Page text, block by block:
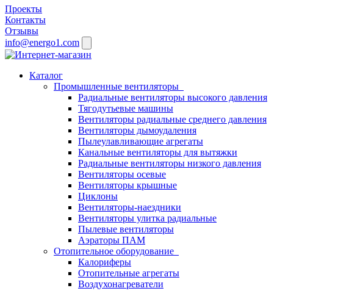
Проекты
Контакты
Отзывы
info@energo1.com
Каталог
Промышленные вентиляторы
Радиальные вентиляторы высокого давления
Тягодутьевые машины
Вентиляторы радиальные среднего давления
Вентиляторы дымоудаления
Пылеулавливающие агрегаты
Канальные вентиляторы для вытяжки
Радиальные вентиляторы низкого давления
Вентиляторы осевые
Вентиляторы крышные
Циклоны
Вентиляторы-наездники
Вентиляторы улитка радиальные
Пылевые вентиляторы
Аэраторы ПАМ
Отопительное оборудование
Калориферы
Отопительные агрегаты
Воздухонагреватели